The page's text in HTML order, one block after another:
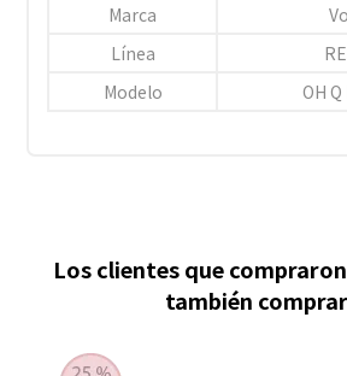
Marca
Línea
Modelo
OH
Los clientes que
también